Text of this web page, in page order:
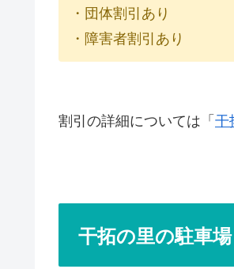
・団体割引あり
・障害者割引あり
割引の詳細については「干
干拓の里の駐車場